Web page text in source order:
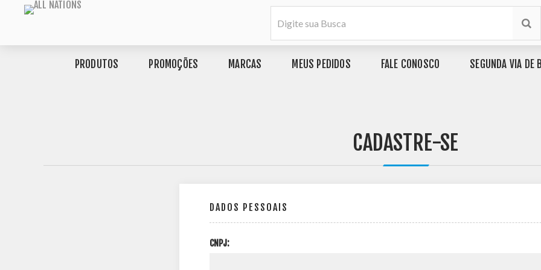
PRODUTOS PROMOÇÕES MARCAS MEUS PEDIDOS FALE CONOSCO SEGUNDA VIA DE
CADASTRE-SE
DADOS PESSOAIS
CNPJ: